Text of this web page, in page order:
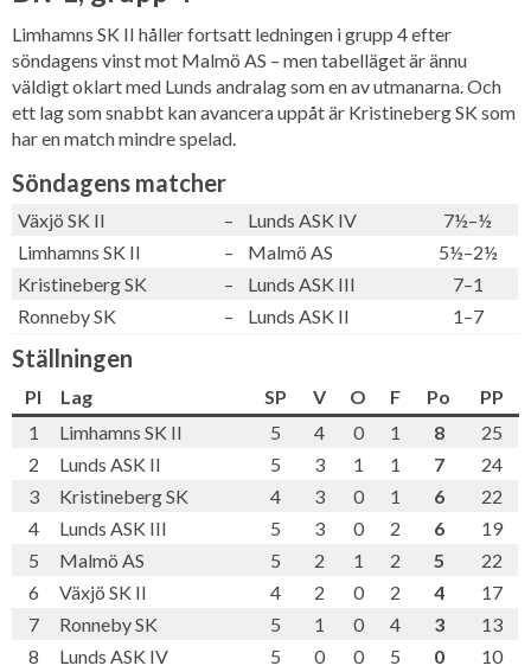
Limhamns SK II håller fortsatt ledningen i grupp 4 efter
söndagens vinst mot Malmö AS – men tabelläget är ännu
väldigt oklart med Lunds andralag som en av utmanarna. Och
ett lag som snabbt kan avancera uppåt är Kristineberg SK som
har en match mindre spelad.
Söndagens matcher
Växjö SK II – Lunds ASK IV
7½–½
Limhamns SK II
– Malmö AS
5½–2½
Kristineberg SK
– Lunds ASK III
7–1
Ronneby SK
– Lunds ASK II 1–7
Ställningen
Pl Lag SP V O F Po
PP
1
Limhamns SK II 5 4 0 1 8
25
2
Lunds ASK II 5 3 1 1 7
24
3
Kristineberg SK 4 3 0 1 6
22
4
Lunds ASK III 5 3 0 2 6
19
5
Malmö AS 5 2 1 2 5
22
6
Växjö SK II 4 2 0 2 4
17
7
Ronneby SK 5 1 0 4 3
13
8
Lunds ASK IV 5 0 0 5 0
10